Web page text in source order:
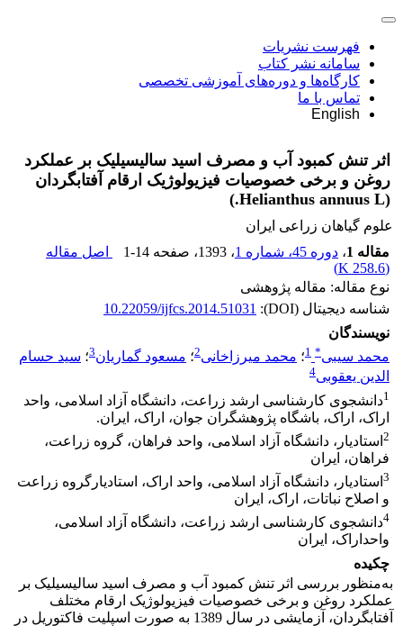
فهرست نشریات
سامانه نشر کتاب
کارگاه‌ها و دوره‌های آموزشی تخصصی
تماس با ما
English
اثر تنش کمبود آب و مصرف اسید سالیسیلیک بر عملکرد
روغن و برخی خصوصیات فیزیولوژیک ارقام آفتابگردان
(Helianthus annuus L.)
علوم گیاهان زراعی ایران
مقاله 1
، دوره 45، شماره 1 ، 1393 ، صفحه 1-14
اصل مقاله
(
258.6 K
)
نوع مقاله: مقاله پژوهشی
شناسه دیجیتال (DOI):
10.22059/ijfcs.2014.51031
نویسندگان
محمد سیبی*
1؛ محمد میرزاخانی2؛ مسعود گماریان3؛ سید حسام
الدین یعقوبی4
1دانشجوی کارشناسی ارشد زراعت، دانشگاه آزاد اسلامی، واحد
اراک، اراک، باشگاه پژوهشگران جوان، اراک، ایران.
2 استادیار، دانشگاه آزاد اسلامی، واحد فراهان، گروه زراعت،
فراهان، ایران
3 استادیار، دانشگاه آزاد اسلامی، واحد اراک، استادیارگروه زراعت
و اصلاح نباتات، اراک، ایران
4دانشجوی کارشناسی ارشد زراعت، دانشگاه آزاد اسلامی،
واحداراک، ایران
چکیده
به‌منظور بررسی اثر تنش کمبود آب و مصرف اسید سالیسیلیک بر
عملکرد روغن و برخی خصوصیات فیزیولوژیک ارقام مختلف
آفتابگردان، آزمایشی در سال 1389 به صورت اسپلیت فاکتوریل در